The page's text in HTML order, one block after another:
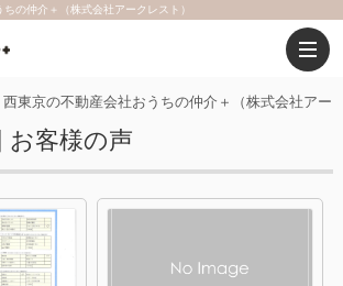
の仲介＋（株式会社アークレスト）
東京の不動産会社おうちの仲介＋（株式会社アー
客様の声